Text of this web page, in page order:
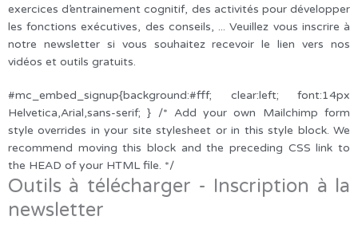
exercices d’entrainement cognitif, des activités pour développer
les fonctions exécutives, des conseils, ... Veuillez vous inscrire à
notre newsletter si vous souhaitez recevoir le lien vers nos
vidéos et outils gratuits.
#mc_embed_signup{background:#fff; clear:left; font:14px
Helvetica,Arial,sans-serif; } /* Add your own Mailchimp form
style overrides in your site stylesheet or in this style block. We
recommend moving this block and the preceding CSS link to
the HEAD of your HTML file. */
Outils à télécharger - Inscription à la
newsletter